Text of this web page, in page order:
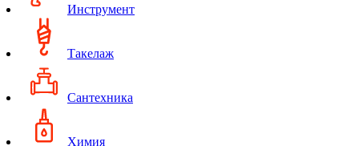
Инструмент
Такелаж
Сантехника
Химия